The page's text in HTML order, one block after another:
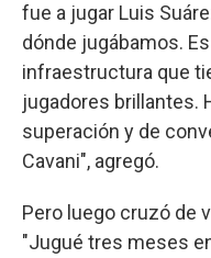
fue a jugar Luis
dónde jugábamos.
infraestructura que
jugadores brillantes.
superación y de
Cavani", agregó.
Pero luego cruzó de
"Jugué tres meses